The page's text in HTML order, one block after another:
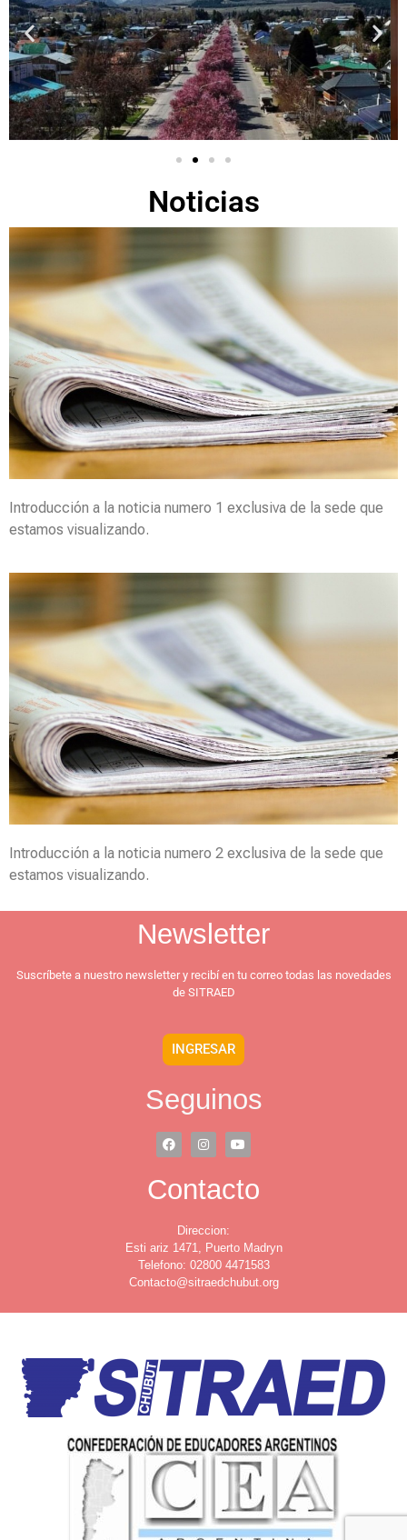
Noticias
Introducción a la noticia numero 1 exclusiva de la sede que
estamos visualizando.
Introducción a la noticia numero 2 exclusiva de la sede que
estamos visualizando.
Newsletter
Suscríbete a nuestro newsletter y recibí en tu correo todas las novedades
de SITRAED
INGRESAR
Seguinos
Contacto
Direccion:
Esti ariz 1471, Puerto Madryn
Telefono: 02800 4471583
Contacto@sitraedchubut.org